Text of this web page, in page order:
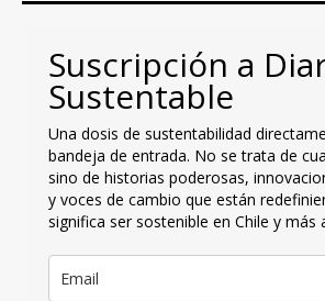
Suscripción a
Sustentable
Una dosis de sustentabilidad
bandeja de entrada. No se trata de
sino de historias poderosas,
y voces de cambio que están
significa ser sostenible en Chile y más